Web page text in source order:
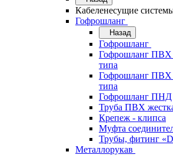
Кабеленесущие
Гофрошланг
Назад
Гофрошланг
Гофрошланг ПВХ
типа
Гофрошланг ПВХ
типа
Гофрошланг ПНД
Труба ПВХ
Крепеж - клипса
Муфта
Трубы, фитинг
Металлорукав